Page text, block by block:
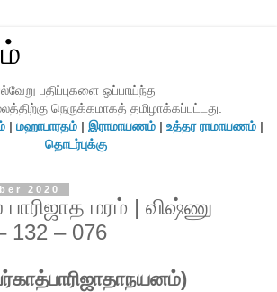
பதிப்புகளை ஒப்பாய்ந்து
நெருக்கமாகத் தமிழாக்கப்பட்டது.
| மஹாபாரதம் | இராமாயணம் | உத்தர ராமாயணம் |
தொடர்புக்கு
2020
பாரிஜாத மரம் | விஷ்ணு
132 – 076